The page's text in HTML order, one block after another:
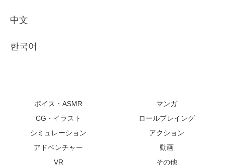
中文
한국어
ボイス・ASMR
マンガ
CG・イラスト
ロールプレイング
シミュレーション
アクション
アドベンチャー
動画
VR
その他